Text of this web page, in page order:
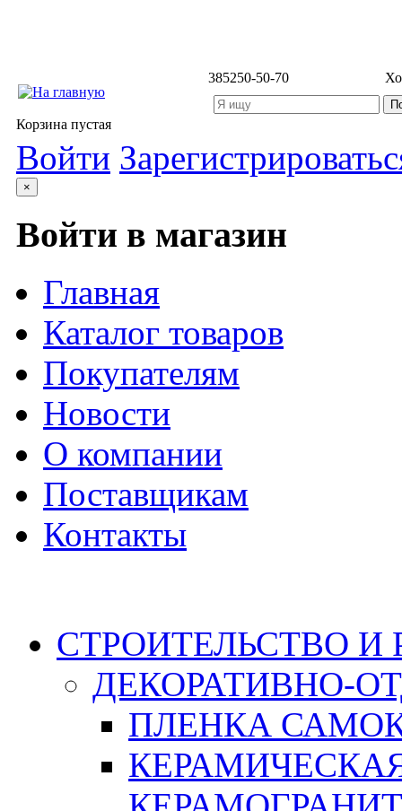
385250-50-70
Корзина пустая
Войти
×
Войти в магазин
Главная
Каталог товаров
Покупателям
Новости
О компании
Поставщикам
Контакты
СТРОИТЕЛЬСТВО И
ДЕКОРАТИВНО-
ПЛЕНКА